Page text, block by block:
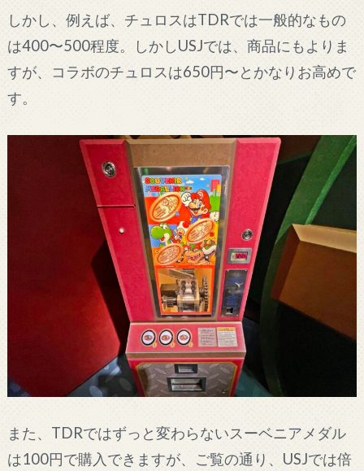
しかし、例えば、チュロスはTDRでは一般的なもの
は400〜500程度。しかしUSJでは、商品にもよりま
すが、コラボのチュロスは650円〜とかなりお高めで
す。
また、TDRではずっと変わらないスーベニアメダル
は100円で購入できますが、ご覧の通り、USJでは倍